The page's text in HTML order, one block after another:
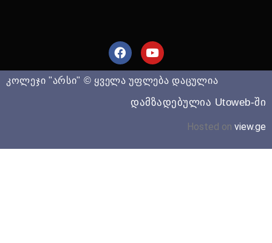
კოლეჯი "არსი" © ყველა უფლება დაცულია
დამზადებულია Utoweb-ში
Hosted on view.ge